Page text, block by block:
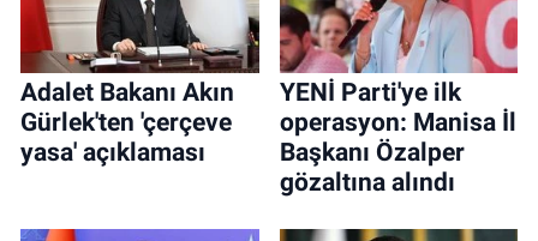
Adalet Bakanı Akın
Gürlek'ten 'çerçeve
yasa' açıklaması
YENİ Parti'ye ilk
operasyon: Manisa İl
Başkanı Özalper
gözaltına alındı